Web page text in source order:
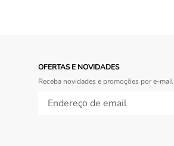
OFERTAS E NOVIDADES
Receba novidades e promoções por e-mail